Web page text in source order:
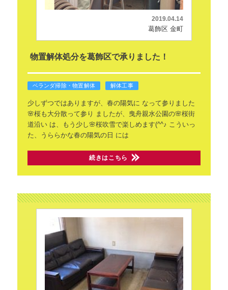
2019.04.14
葛飾区 金町
物置解体処分を葛飾区で承りました！
ベランダ掃除・物置解体 解体工事
少しずつではありますが、春の陽気に なって参りました
🌸桜も大分散って参り
ましたが、曳舟親水公園の🌸桜街
道沿いは、もう少し🌸桜吹雪で楽しめます(^^♪ こういっ
た、うららかな春の陽気の日 には
続きはこちら